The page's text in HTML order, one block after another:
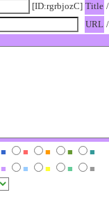
[ID:rgrbjozC] Title /
URL /
■ ■ ■ ■
■
■ ■ ■ ■
■